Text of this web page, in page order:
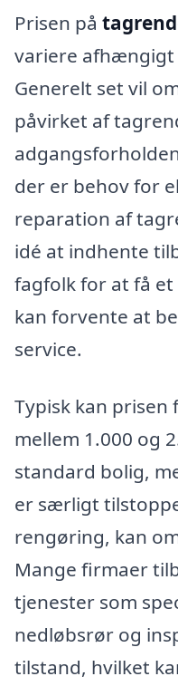
Prisen på
variere afhængigt
Generelt set vil
påvirket af
der er behov for
reparation af
idé at indhente
fagfolk for at få
kan forvente at
service.
Typisk kan prisen
mellem 1.000 og
standard bolig,
er særligt
rengøring, kan
Mange firmaer
tjenester som
nedløbsrør og
tilstand, hvilket